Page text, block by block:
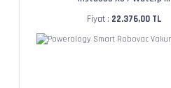
Fiyat : 22.376,00 TL